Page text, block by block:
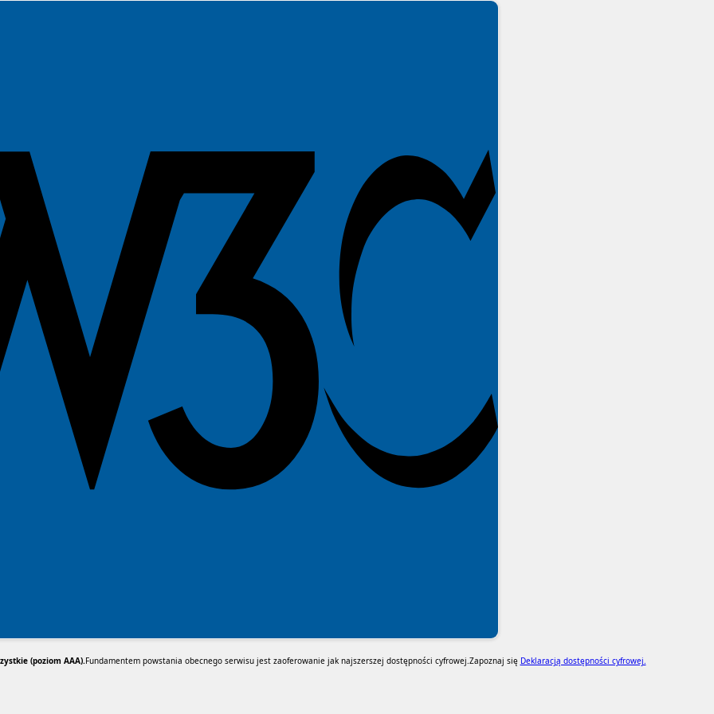
(poziom AAA).Fundamentem powstania obecnego serwisu jest zaoferowanie jak najszerszej dostępności cyfrowej. Zapoznaj się Deklaracją dostępności cyfrowej.